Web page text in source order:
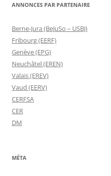
ANNONCES PAR PARTENAIRE
Berne-Jura (BeJuSo – USBJ)
Fribourg (EERF)
Genève (EPG)
Neuchâtel (EREN)
Valais (EREV)
Vaud (EERV)
CERFSA
CER
DM
MÉTA